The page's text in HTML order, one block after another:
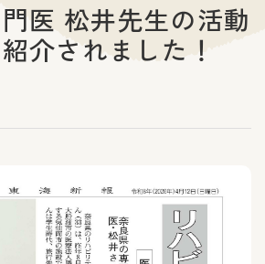
医 松井先生の活動
介されました！